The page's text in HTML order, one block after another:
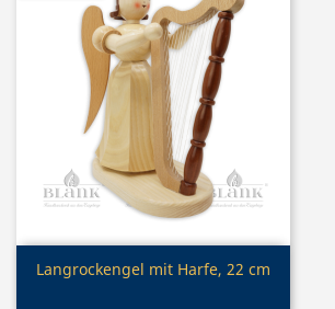
Vorschau
Langrockengel mit Harfe, 22 cm